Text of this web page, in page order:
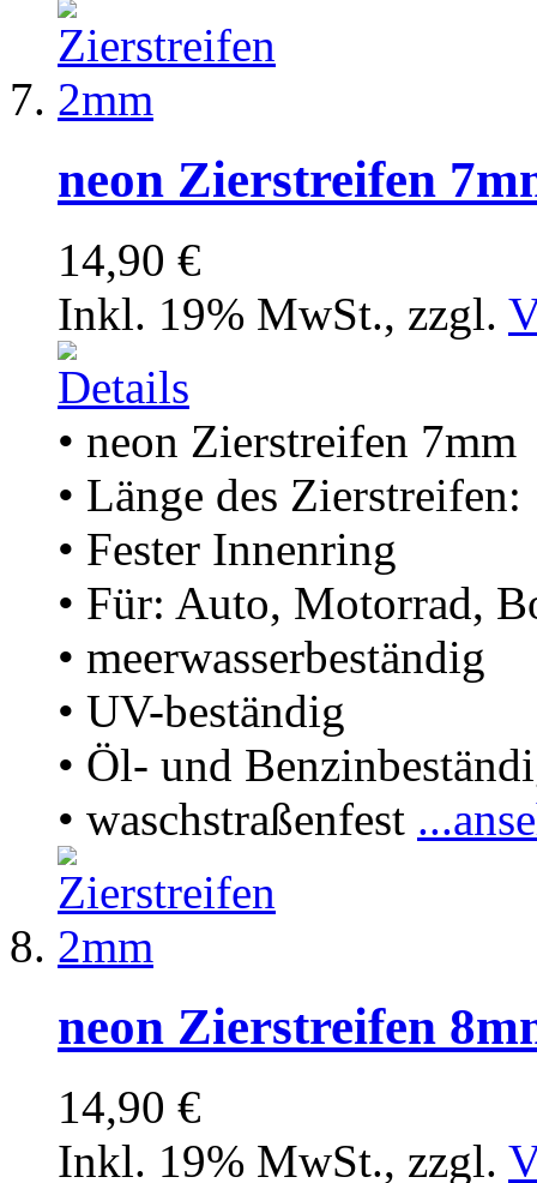
neon Zierstreifen
14,90 €
Inkl. 19% MwSt., zzgl.
• neon Zierstreifen 7mm
• Länge des Zierstreifen:
• Fester Innenring
• Für: Auto, Motorrad,
• meerwasserbeständig
• UV-beständig
• Öl- und
• waschstraßenfest
neon Zierstreifen
14,90 €
Inkl. 19% MwSt., zzgl.